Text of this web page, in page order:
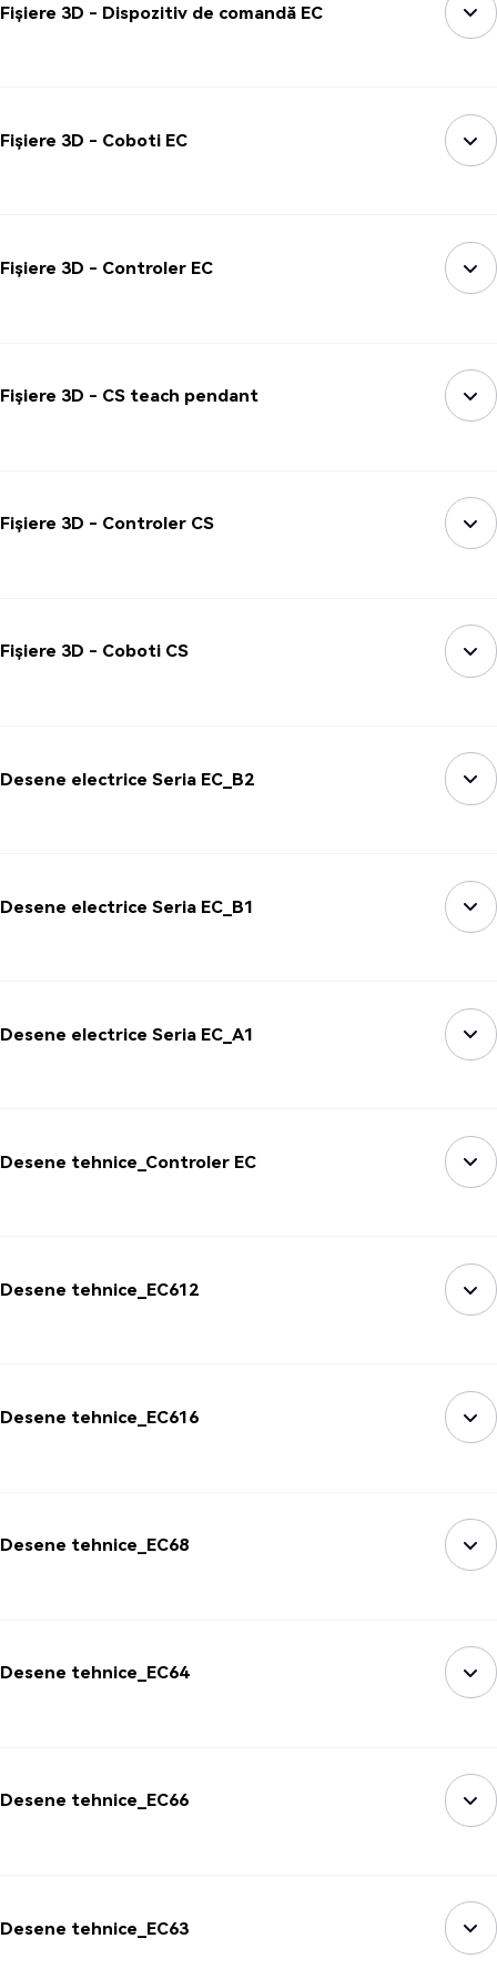
Fișiere 3D - Dispozitiv de comandă EC
Fișiere 3D - Coboti EC
Fișiere 3D - Controler EC
Fișiere 3D - CS teach pendant
Fișiere 3D - Controler CS
Fișiere 3D - Coboti CS
Desene electrice Seria EC_B2
Desene electrice Seria EC_B1
Desene electrice Seria EC_A1
Desene tehnice_Controler EC
Desene tehnice_EC612
Desene tehnice_EC616
Desene tehnice_EC68
Desene tehnice_EC64
Desene tehnice_EC66
Desene tehnice_EC63